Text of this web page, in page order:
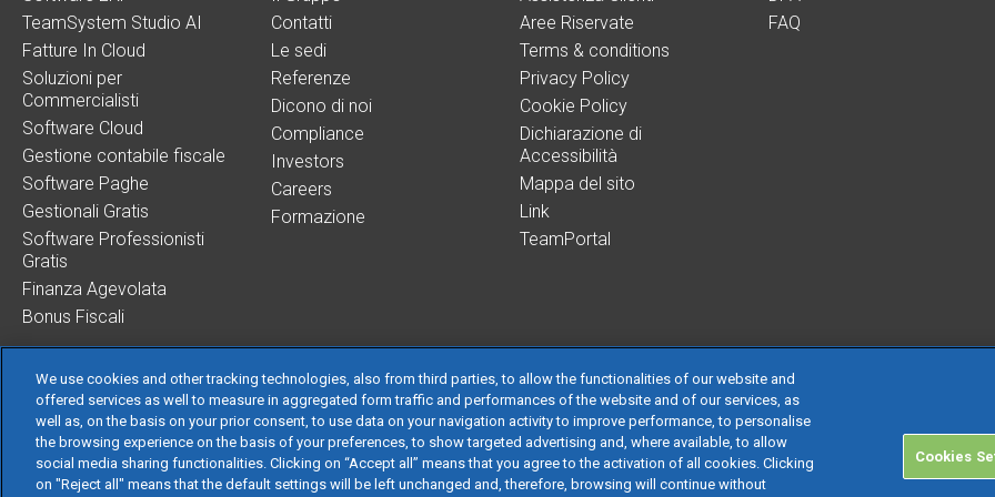
TeamSystem Studio AI
Fatture In Cloud
Soluzioni per
Commercialisti
Software Cloud
Gestione contabile fiscale
Software Paghe
Gestionali Gratis
Software Professionisti
Gratis
Finanza Agevolata
Bonus Fiscali
Contatti
Le sedi
Referenze
Dicono di noi
Compliance
Investors
Careers
Formazione
Aree Riservate
Terms & conditions
Privacy Policy
Cookie Policy
Dichiarazione di
Accessibilità
Mappa del sito
Link
TeamPortal
FAQ
TeamSystem S.p.A. società con socio unico soggetta all’attività di direzione e coordinamento di
S.p.A. - Cap. Soc. € 24.000.000 I.v. - C.C.I.A.A. delle Marche - P.I. 01035310414
Sede Legale e Amministrativa: Via Sandro Pertini, 88 - 61122 Pesaro (PU) - Tutti i diritti riservati
We use cookies and other tracking technologies, also from third parties, to allow the functionalities of our website and
offered services as well to measure in aggregated form traffic and performances of the website and of our services, as
well as, on the basis on your prior consent, to use data on your navigation activity to improve performance, to personalise
the browsing experience on the basis of your preferences, to show targeted advertising and, where available, to allow
social media sharing functionalities. Clicking on “Accept all” means that you agree to the activation of all cookies. Clicking
on "Reject all" means that the default settings will be left unchanged and, therefore, browsing will continue without
Cookies